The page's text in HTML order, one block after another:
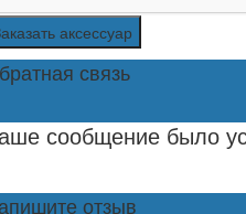
аксессуар
связь
сообщение было
отзыв